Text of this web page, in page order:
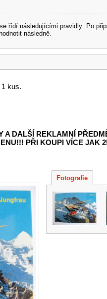
následujícími pravidly: Po
následně.
kus.
A DALŠÍ REKLAMNÍ
PŘI KOUPI VÍCE JAK
Fotografie